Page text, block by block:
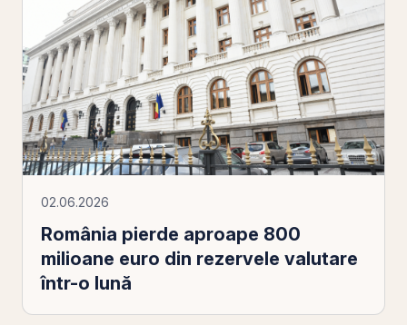
02.06.2026
România pierde aproape 800
milioane euro din rezervele valutare
într-o lună